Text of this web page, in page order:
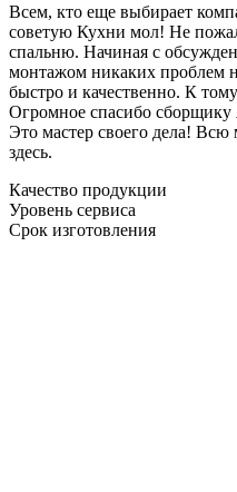
Всем, кто еще выбирает
советую Кухни мол! Не
спальню. Начиная с
монтажом никаких проблем
быстро и качественно. К
Огромное спасибо сборщику
Это мастер своего дела! Всю
здесь.
Качество продукции
Уровень сервиса
Срок изготовления